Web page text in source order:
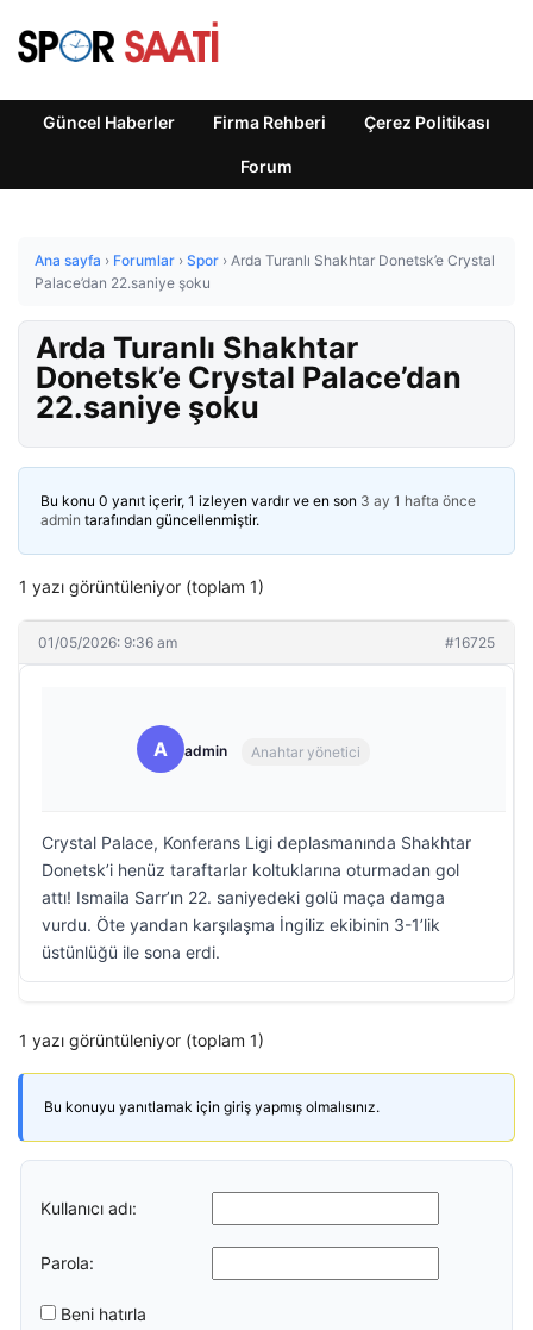
Güncel Haberler Firma Rehberi Çerez Politikası
Forum
Ana sayfa › Forumlar › Spor › Arda Turanlı Shakhtar Donetsk’e Crystal
Palace’dan 22.saniye şoku
Arda Turanlı Shakhtar
Donetsk’e Crystal Palace’dan
22.saniye şoku
Bu konu 0 yanıt içerir, 1 izleyen vardır ve en son 3 ay 1 hafta önce
admin tarafından güncellenmiştir.
1 yazı görüntüleniyor (toplam 1)
01/05/2026: 9:36 am #16725
A admin Anahtar yönetici
Crystal Palace, Konferans Ligi deplasmanında Shakhtar
Donetsk’i henüz taraftarlar koltuklarına oturmadan gol
attı! Ismaila Sarr’ın 22. saniyedeki golü maça damga
vurdu. Öte yandan karşılaşma İngiliz ekibinin 3-1’lik
üstünlüğü ile sona erdi.
1 yazı görüntüleniyor (toplam 1)
Bu konuyu yanıtlamak için giriş yapmış olmalısınız.
Kullanıcı adı:
Parola:
Beni hatırla